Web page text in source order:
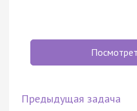
Предыдущая задача